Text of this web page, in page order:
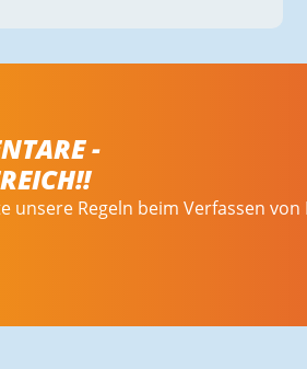
-
unsere Regeln beim Verfassen